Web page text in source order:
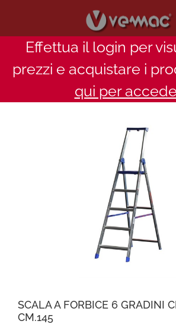
Effettua il login per
prezzi e acquistare i
qui per
SCALA A FORBICE 6 GRADINI
CM.145